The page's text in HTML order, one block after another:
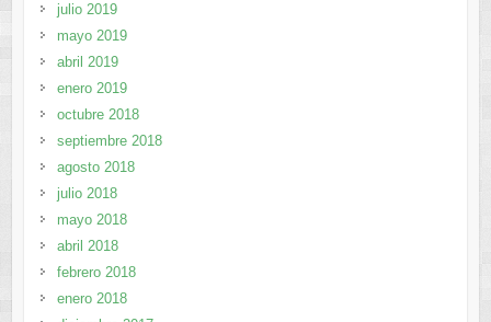
julio 2019
mayo 2019
abril 2019
enero 2019
octubre 2018
septiembre 2018
agosto 2018
julio 2018
mayo 2018
abril 2018
febrero 2018
enero 2018